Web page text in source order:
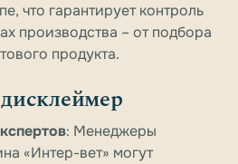
что гарантирует контроль
производства – от подбора
продукта.
: Менеджеры
«Интер-вет» могут